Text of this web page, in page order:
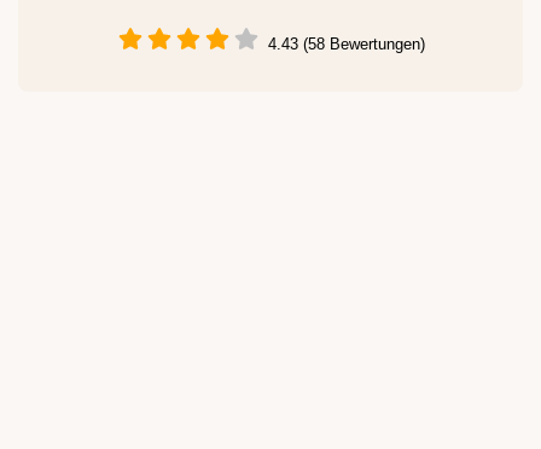
4.43 (58 Bewertungen)